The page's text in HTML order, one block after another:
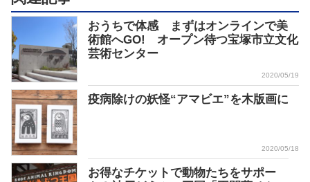
おうちで体感 まずはオンラインで美
術館へGO! オープン待つ宝塚市立文化
芸術センター
2020/05/19
疫病除けの妖怪“アマビエ”を木版画に
2020/05/18
お得なチケットで動物たちをサポー